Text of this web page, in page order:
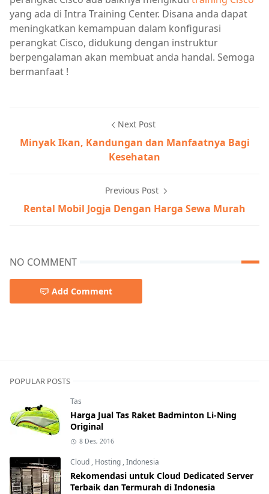
yang ada di Intra Training Center. Disana anda dapat
meningkatkan kemampuan dalam konfigurasi
perangkat Cisco, didukung dengan instruktur
berpengalaman akan membuat anda handal. Semoga
bermanfaat !
Next Post
Minyak Ikan, Kandungan dan Manfaatnya Bagi
Kesehatan
Previous Post
Rental Mobil Jogja Dengan Harga Sewa Murah
NO COMMENT
Add Comment
POPULAR POSTS
Tas
Harga Jual Tas Raket Badminton Li-Ning
Original
8 Des, 2016
Cloud, Hosting,Indonesia
Rekomendasi untuk Cloud Dedicated Server
Terbaik dan Termurah di Indonesia